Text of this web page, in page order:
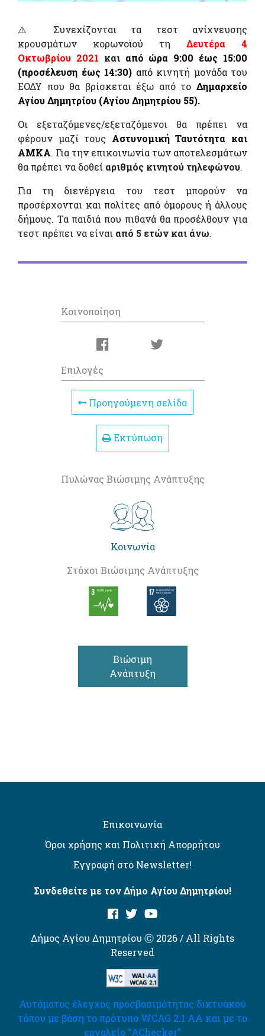
⚠️ Συνεχίζονται τα τεστ ανίχνευσης
κρουσμάτων κορωνοϊού τη Δευτέρα 4
Οκτωβρίου 2021 και από ώρα 9:00 έως 15:00
(προσέλευση έως 14:30) από κινητή μονάδα του
ΕΟΔΥ που θα βρίσκεται έξω από το Δημαρχείο
Αγίου Δημητρίου (Αγίου Δημητρίου 55).
Οι εξεταζόμενες/εξεταζόμενοι θα πρέπει να
φέρουν μαζί τους Αστυνομική Ταυτότητα και
ΑΜΚΑ. Για την επικοινωνία των αποτελεσμάτων
θα πρέπει να δοθεί αριθμός κινητού τηλεφώνου.
Για τη διενέργεια του τεστ μπορούν να
προσέρχονται και πολίτες από όμορους ή άλλους
δήμους. Τα παιδιά που πιθανά θα προσέλθουν για
τεστ πρέπει να είναι από 5 ετών και άνω.
Κοινοποίηση
Επιλογές
Προηγούμενη σελίδα
Εκτύπωση
Πυλώνας Βιώσιμης Ανάπτυξης
Κοινωνία
Στόχοι Βιώσιμης Ανάπτυξης
Βιώσιμη
Ανάπτυξη
Επικοινωνία
Όροι χρήσης και Πολιτική Απορρήτου
Εγγραφή στο Newsletter!
Συνδεθείτε με τον Δήμο Αγίου Δημητρίου!
Δήμος Αγίου Δημητρίου Ⓒ 2026 / All Rights
Reserved
Αυτόματος έλεγχος προσβασιμότητας δικτυακού
τόπου με βάση το πρότυπο WCAG 2.1 AA και με το
εργαλείο “AChecker”